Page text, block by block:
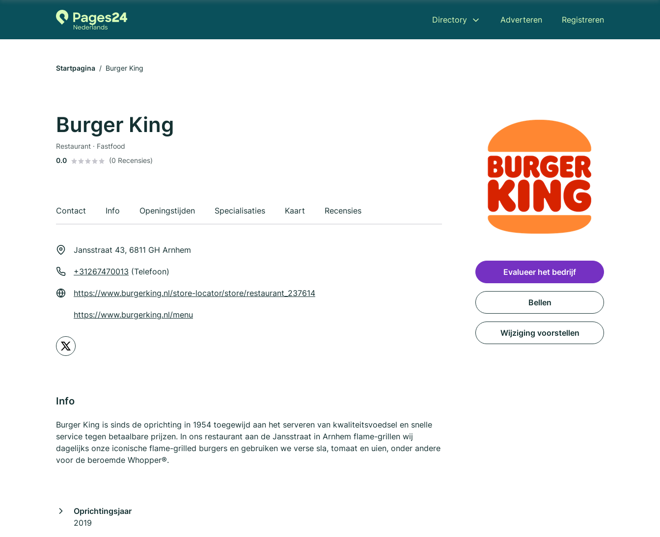
Directory Adverteren Registreren
Startpagina Burger King
Burger King
Restaurant · Fastfood
0.0
(0 Recensies)
Contact Info Openingstijden Specialisaties Kaart Recensies
Jansstraat 43, 6811 GH Arnhem
+31267470013 (Telefoon)
https://www.burgerking.nl/store-locator/store/restaurant_237614
https://www.burgerking.nl/menu
Info
Burger King is sinds de oprichting in 1954 toegewijd aan het serveren van kwaliteitsvoedsel en snelle
service tegen betaalbare prijzen. In ons restaurant aan de Jansstraat in Arnhem flame-grillen wij
dagelijks onze iconische flame-grilled burgers en gebruiken we verse sla, tomaat en uien, onder andere
voor de beroemde Whopper®.
Oprichtingsjaar
2019
Evalueer het bedrijf
Bellen
Wijziging voorstellen